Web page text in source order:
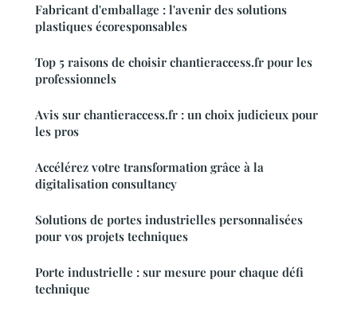
Fabricant d'emballage : l'avenir des solutions
plastiques écoresponsables
Top 5 raisons de choisir chantieraccess.fr pour les
professionnels
Avis sur chantieraccess.fr : un choix judicieux pour
les pros
Accélérez votre transformation grâce à la
digitalisation consultancy
Solutions de portes industrielles personnalisées
pour vos projets techniques
Porte industrielle : sur mesure pour chaque défi
technique